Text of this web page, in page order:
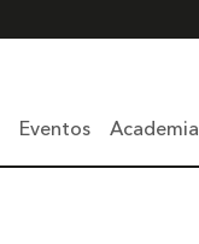
Eventos Academia